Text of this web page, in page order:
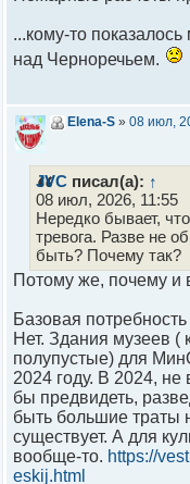
...кому-то
над Черноречьем.
Elena-S » 08 июл,
JVC писал(а): ↑
08 июл, 2026, 11:55
Нередко бывает,
тревога. Разве не
быть? Почему так?
Потому же, почему и
Базовая
Нет. Здания музеев (
полупустые) для
2024 году. В 2024,
бы предвидеть,
быть большие траты
существует. А для
вообще-то. https://
eskij.html